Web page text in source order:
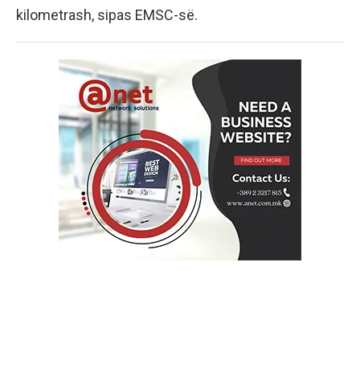
kilometrash, sipas EMSC-së.